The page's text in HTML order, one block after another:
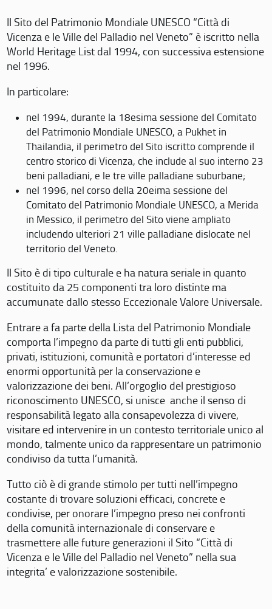
Il Sito del Patrimonio Mondiale UNESCO “Città di
Vicenza e le Ville del Palladio nel Veneto” è iscritto nella
World Heritage List dal 1994, con successiva estensione
nel 1996.
In particolare:
nel 1994, durante la 18esima sessione del Comitato
del Patrimonio Mondiale UNESCO, a Pukhet in
Thailandia, il perimetro del Sito iscritto comprende il
centro storico di Vicenza, che include al suo interno 23
beni palladiani, e le tre ville palladiane suburbane;
nel 1996, nel corso della 20eima sessione del
Comitato del Patrimonio Mondiale UNESCO, a Merida
in Messico, il perimetro del Sito viene ampliato
includendo ulteriori 21 ville palladiane dislocate nel
territorio del Veneto.
Il Sito è di tipo culturale e ha natura seriale in quanto
costituito da 25 componenti tra loro distinte ma
accumunate dallo stesso Eccezionale Valore Universale.
Entrare a fa parte della Lista del Patrimonio Mondiale
comporta l’impegno da parte di tutti gli enti pubblici,
privati, istituzioni, comunità e portatori d’interesse ed
enormi opportunità per la conservazione e
valorizzazione dei beni. All’orgoglio del prestigioso
riconoscimento UNESCO, si unisce anche il senso di
responsabilità legato alla consapevolezza di vivere,
visitare ed intervenire in un contesto territoriale unico al
mondo, talmente unico da rappresentare un patrimonio
condiviso da tutta l’umanità.
Tutto ciò è di grande stimolo per tutti nell’impegno
costante di trovare soluzioni efficaci, concrete e
condivise, per onorare l’impegno preso nei confronti
della comunità internazionale di conservare e
trasmettere alle future generazioni il Sito “Città di
Vicenza e le Ville del Palladio nel Veneto” nella sua
integrita’ e valorizzazione sostenibile.